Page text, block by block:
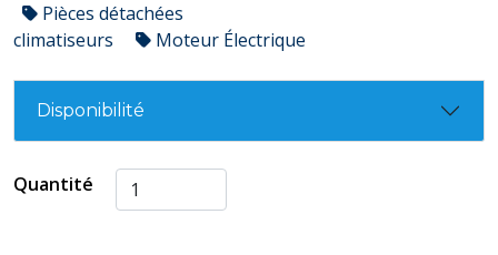
Pièces détachées
climatiseurs
Moteur Électrique
Disponibilité
Quantité